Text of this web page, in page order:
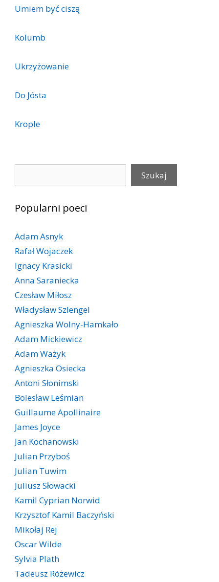
Umiem być ciszą
Kolumb
Ukrzyżowanie
Do Jósta
Krople
Szukaj
Popularni poeci
Adam Asnyk
Rafał Wojaczek
Ignacy Krasicki
Anna Saraniecka
Czesław Miłosz
Władysław Szlengel
Agnieszka Wolny-Hamkało
Adam Mickiewicz
Adam Ważyk
Agnieszka Osiecka
Antoni Słonimski
Bolesław Leśmian
Guillaume Apollinaire
James Joyce
Jan Kochanowski
Julian Przyboś
Julian Tuwim
Juliusz Słowacki
Kamil Cyprian Norwid
Krzysztof Kamil Baczyński
Mikołaj Rej
Oscar Wilde
Sylvia Plath
Tadeusz Różewicz